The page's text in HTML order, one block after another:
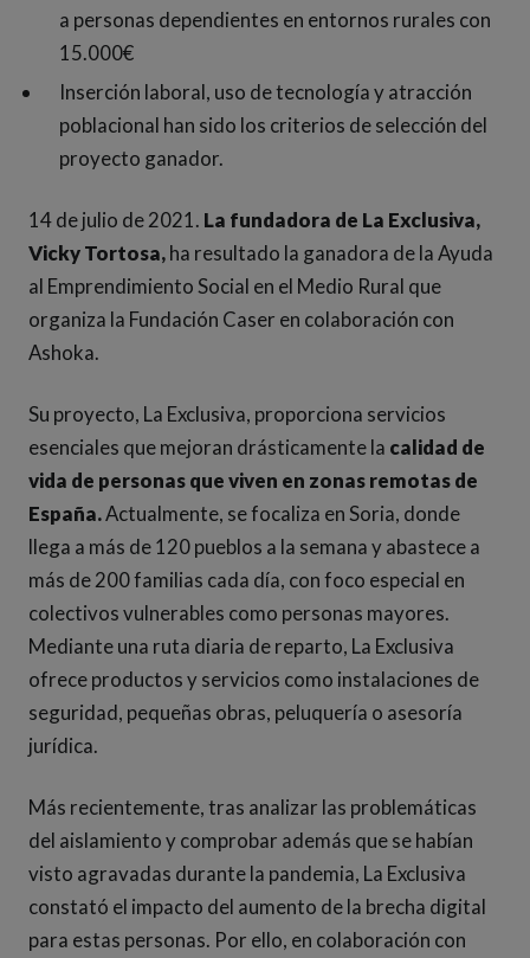
a personas dependientes en entornos rurales con
15.000€
Inserción laboral, uso de tecnología y atracción
poblacional han sido los criterios de selección del
proyecto ganador.
14 de julio de 2021. La fundadora de La Exclusiva,
Vicky Tortosa,ha resultado la ganadora de la Ayuda
al Emprendimiento Social en el Medio Rural que
organiza la Fundación Caser en colaboración con
Ashoka.
Su proyecto, La Exclusiva, proporciona servicios
esenciales que mejoran drásticamente la calidad de
vida de personas que viven en zonas remotas de
España.Actualmente, se focaliza en Soria, donde
llega a más de 120 pueblos a la semana y abastece a
más de 200 familias cada día, con foco especial en
colectivos vulnerables como personas mayores.
Mediante una ruta diaria de reparto, La Exclusiva
ofrece productos y servicios como instalaciones de
seguridad, pequeñas obras, peluquería o asesoría
jurídica.
Más recientemente, tras analizar las problemáticas
del aislamiento y comprobar además que se habían
visto agravadas durante la pandemia, La Exclusiva
constató el impacto del aumento de la brecha digital
para estas personas. Por ello, en colaboración con